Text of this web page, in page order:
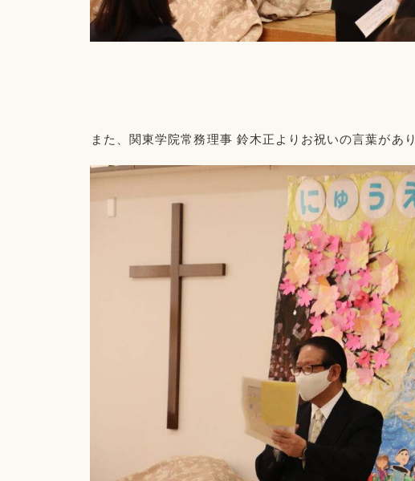
また、関東学院常務理事 鈴木正よりお祝いの言葉があり